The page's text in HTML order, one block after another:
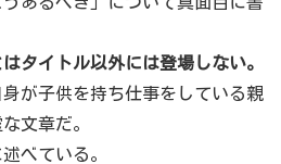
タイトル以外には登場しない。
が子供を持ち仕事をしている親
文章だ。
べている。